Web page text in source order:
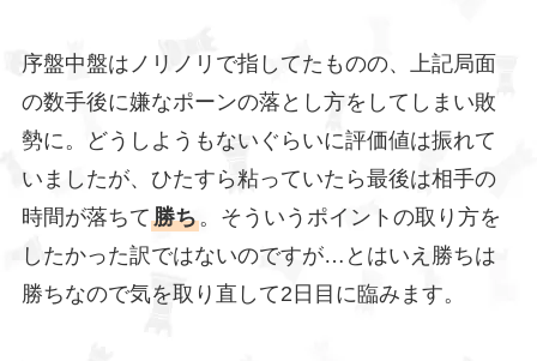
序盤中盤はノリノリで指してたものの、上記局面
の数手後に嫌なポーンの落とし方をしてしまい敗
勢に。どうしようもないぐらいに評価値は振れて
いましたが、ひたすら粘っていたら最後は相手の
時間が落ちて勝ち。そういうポイントの取り方を
したかった訳ではないのですが…とはいえ勝ちは
勝ちなので気を取り直して2日目に臨みます。